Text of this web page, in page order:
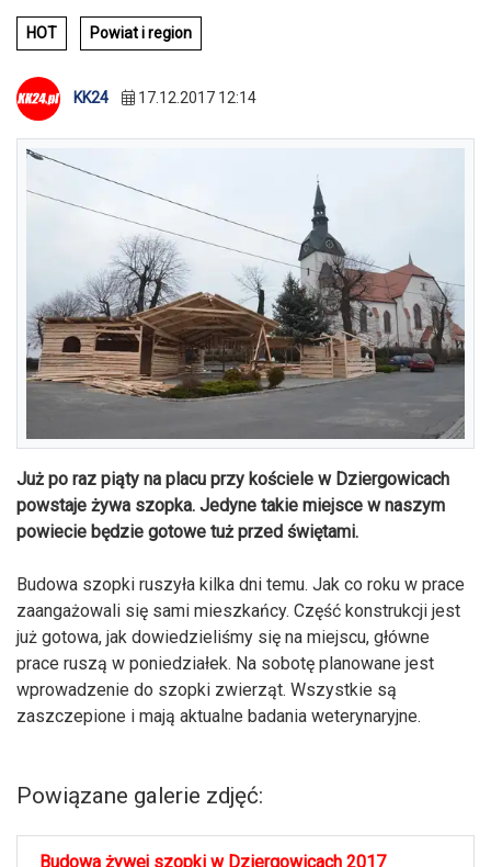
HOT Powiat i region
KK24 17.12.2017 12:14
Już po raz piąty na placu przy kościele w Dziergowicach
powstaje żywa szopka. Jedyne takie miejsce w naszym
powiecie będzie gotowe tuż przed świętami.
Budowa szopki ruszyła kilka dni temu. Jak co roku w prace
zaangażowali się sami mieszkańcy. Część konstrukcji jest
już gotowa, jak dowiedzieliśmy się na miejscu, główne
prace ruszą w poniedziałek. Na sobotę planowane jest
wprowadzenie do szopki zwierząt. Wszystkie są
zaszczepione i mają aktualne badania weterynaryjne.
Powiązane galerie zdjęć:
Budowa żywej szopki w Dziergowicach 2017